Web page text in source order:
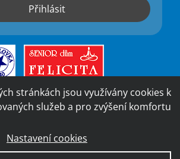
stránkách jsou využívány cookies k
služeb a pro zvýšení komfortu
Nastavení cookies